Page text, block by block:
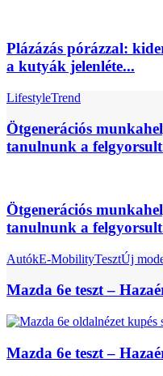
Plázázás pórázzal:
a kutyák jelenléte...
LifestyleTrend
Ötgenerációs
tanulnunk a
Ötgenerációs
tanulnunk a
AutókE-MobilityTesztÚj
Mazda 6e teszt –
Mazda 6e teszt –